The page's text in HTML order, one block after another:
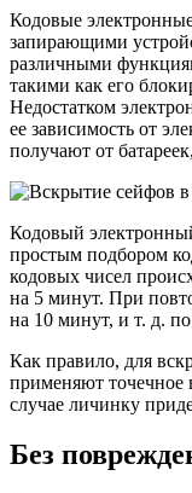
Кодовые
запирающими
различными
такими как его
Недостатком
ее зависимость от
получают от
Кодовый
простым подбором
кодовых чисел
на 5 минут. При
на 10 минут, и т. д.
Как правило, для
применяют точечное
случае личинку
Без